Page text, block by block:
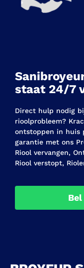
staat 24/7
Direct hulp nodig
rioolprobleem?
ontstoppen in huis
garantie met ons
Riool vervangen,
Riool verstopt,